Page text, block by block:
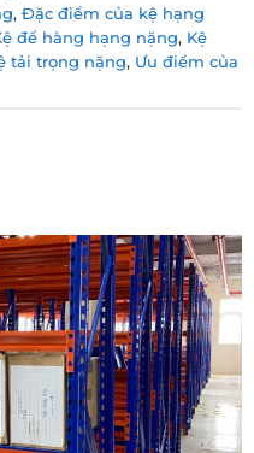
, Đặc điểm của kệ hạng
để hàng hạng nặng, Kệ
tải trọng nặng, Ưu điểm của